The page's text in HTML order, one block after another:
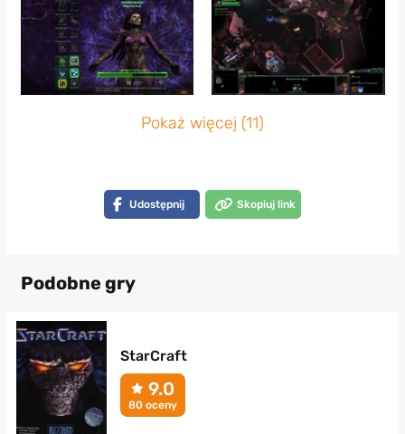
Pokaż więcej (11)
Udostępnij Skopiuj link
Podobne gry
StarCraft
9.0
80 oceny